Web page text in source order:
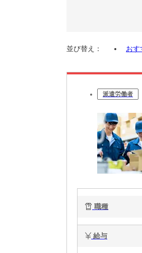
並び替え： おす
派遣労働者
職種
給与